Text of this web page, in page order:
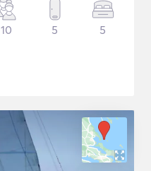
10 5 5